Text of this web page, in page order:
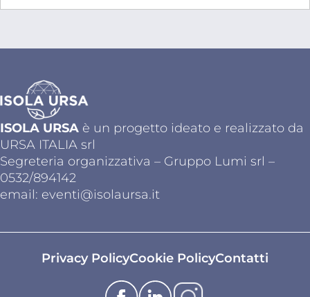
ISOLA URSA è un progetto ideato e realizzato da
URSA ITALIA srl
Segreteria organizzativa – Gruppo Lumi srl –
0532/894142
email: eventi@isolaursa.it
Privacy PolicyCookie PolicyContatti